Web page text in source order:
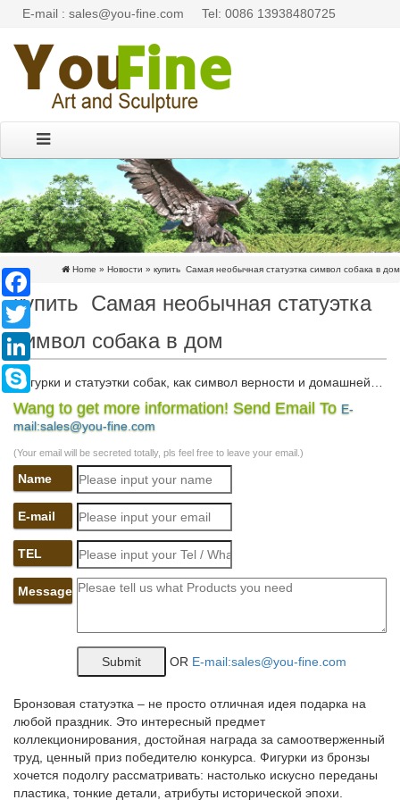
E-mail : sales@you-fine.com Tel: 0086 13938480725
Home » Новости » купить Самая необычная статуэтка символ собака в дом
купить Самая необычная статуэтка
символ собака в дом
Фигурки и статуэтки собак, как символ верности и домашней…
Статуэтки собак – предвестники добрых событий.В нашем
магазине собраны самые умилительные и забавные статуэтки
собак, произведенные в Индонезии.Его можно купить и в
качестве подарка, и чтобы украсить интерьер своего дома.
Собака считается символом преданности и вечной
дружбы.Такое изделие убережет ваш дом от проникновения
нечисти и духов, можно чувствовать себя в полной
безопасности. Статуэтки собак символизируют бесконечную
радость и успех.
Статуэтки и фигурки собака Pavone купить в интернет-
магазине…
Купить Статуэтки и фигурки собака Pavone с доставкой на
следующий день, лучшая цена на бокалы для вина Bohemia,
доставка по Москве и всей России.Фигурка Щенки Одни
дома.Фигурка символ года Собака.
Статуэтки собак – купить в Москве в интернет-магазине
Wang to get more information! Send Email To E-
mail:sales@you-fine.com
(Your email will be secreted totally, pls feel free to leave your email.)
Name
E-mail
TEL
Message
OR E-mail:sales@you-fine.com
Бронзовая статуэтка – не просто отличная идея подарка на
любой праздник. Это интересный предмет
коллекционирования, достойная награда за самоотверженный
труд, ценный приз победителю конкурса. Фигурки из бронзы
хочется подолгу рассматривать: настолько искусно переданы
пластика, тонкие детали, атрибуты исторической эпохи.
Facebook
Twitter
LinkedIn